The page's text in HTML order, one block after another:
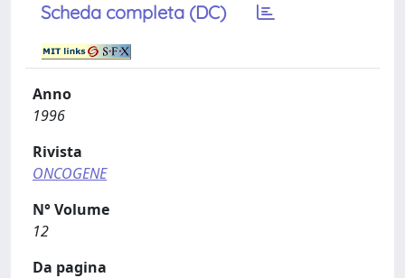
Scheda completa (DC)
Anno
1996
Rivista
ONCOGENE
N° Volume
12
Da pagina